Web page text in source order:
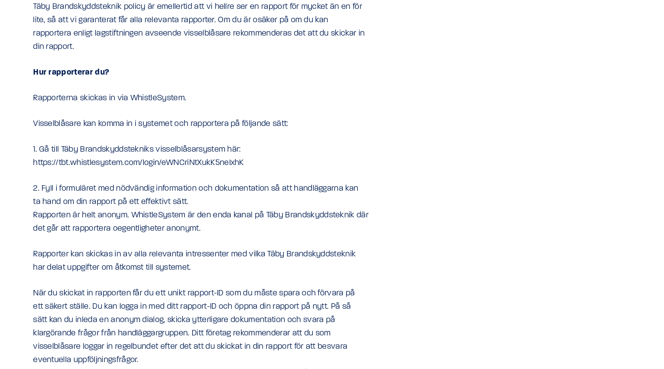
Täby Brandskyddsteknik policy är emellertid att vi hellre ser en rapport för mycket än en för
lite, så att vi garanterat får alla relevanta rapporter. Om du är osäker på om du kan
rapportera enligt lagstiftningen avseende visselblåsare rekommenderas det att du skickar in
din rapport.
Hur rapporterar du?
Rapporterna skickas in via WhistleSystem.
Visselblåsare kan komma in i systemet och rapportera på följande sätt:
1. Gå till Täby Brandskyddstekniks visselblåsarsystem här:
https://tbt.whistlesystem.com/login/eWNCriNtXukK5neIxhK
2. Fyll i formuläret med nödvändig information och dokumentation så att handläggarna kan
ta hand om din rapport på ett effektivt sätt.
Rapporten är helt anonym. WhistleSystem är den enda kanal på Täby Brandskyddsteknik där
det går att rapportera oegentligheter anonymt.
Rapporter kan skickas in av alla relevanta intressenter med vilka Täby Brandskyddsteknik
har delat uppgifter om åtkomst till systemet.
När du skickat in rapporten får du ett unikt rapport-ID som du måste spara och förvara på
ett säkert ställe. Du kan logga in med ditt rapport-ID och öppna din rapport på nytt. På så
sätt kan du inleda en anonym dialog, skicka ytterligare dokumentation och svara på
klargörande frågor från handläggargruppen. Ditt företag rekommenderar att du som
visselblåsare loggar in regelbundet efter det att du skickat in din rapport för att besvara
eventuella uppföljningsfrågor.